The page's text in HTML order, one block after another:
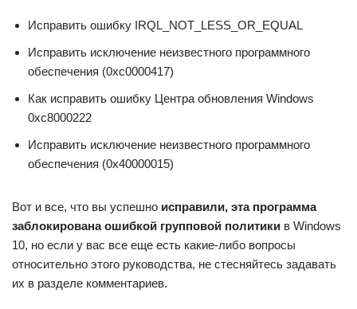
Исправить ошибку IRQL_NOT_LESS_OR_EQUAL
Исправить исключение неизвестного программного
обеспечения (0xc0000417)
Как исправить ошибку Центра обновления Windows
0xc8000222
Исправить исключение неизвестного программного
обеспечения (0x40000015)
Вот и все, что вы успешно исправили, эта программа
заблокирована ошибкой групповой политики в Windows
10, но если у вас все еще есть какие-либо вопросы
относительно этого руководства, не стесняйтесь задавать
их в разделе комментариев.